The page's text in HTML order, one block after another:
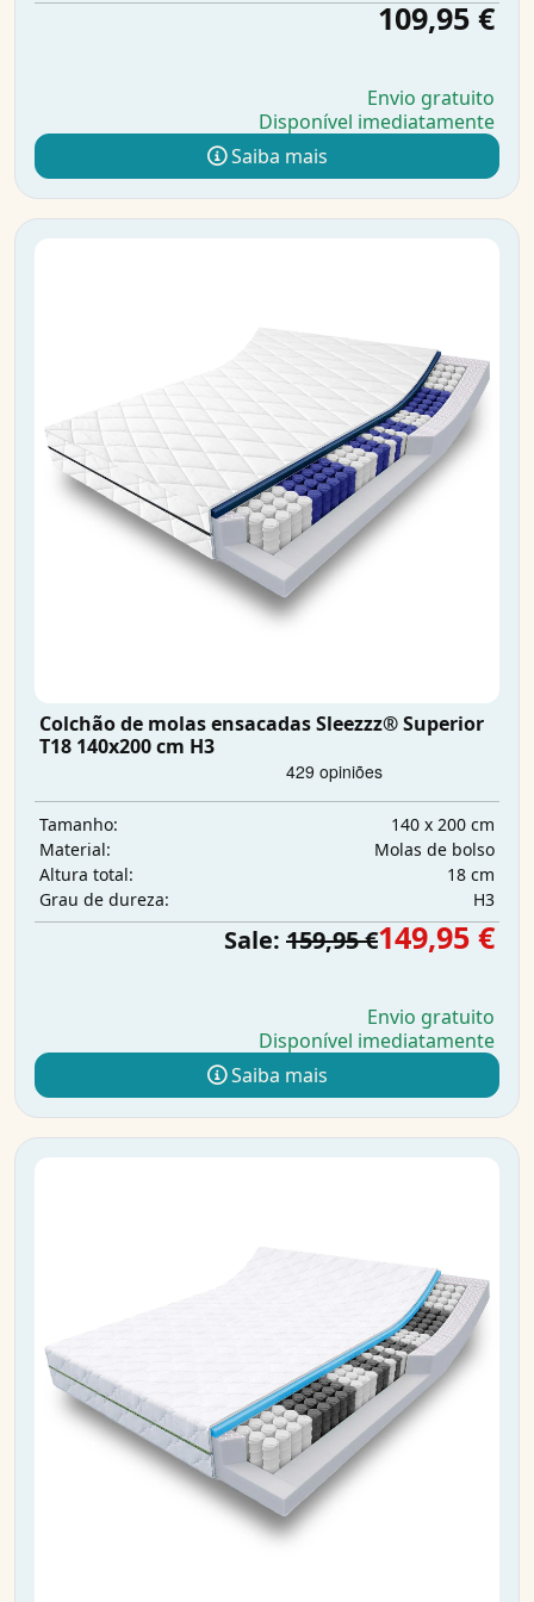
109,95 €
Envio gratuito
Disponível imediatamente
Saiba mais
Colchão de molas ensacadas Sleezzz® Superior
T18 140x200 cm H3
Tamanho:
140 x 200 cm
Material:
Molas de bolso
Altura total:
18 cm
Grau de dureza:
H3
Sale: 159,95 €149,95 €
Envio gratuito
Disponível imediatamente
Saiba mais